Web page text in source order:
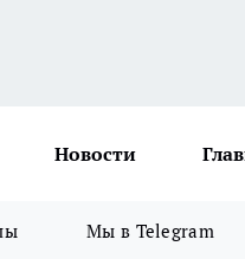
Новости
Мы в Telegram